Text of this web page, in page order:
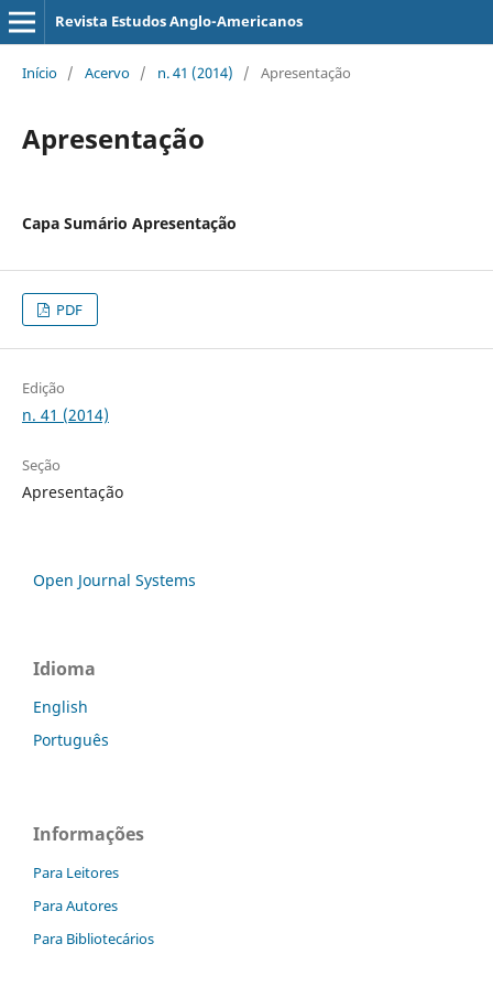
Revista Estudos Anglo-Americanos
Início / Acervo / n. 41 (2014) / Apresentação
Apresentação
Capa Sumário Apresentação
PDF
Edição
n. 41 (2014)
Seção
Apresentação
Open Journal Systems
Idioma
English
Português
Informações
Para Leitores
Para Autores
Para Bibliotecários